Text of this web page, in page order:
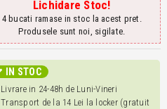
Lichidare Stoc!
4 bucati ramase in stoc la acest pret.
Produsele sunt noi, sigilate.
IN STOC
Livrare in 24-48h de Luni-Vineri
Transport de la 14 Lei la locker (gratuit